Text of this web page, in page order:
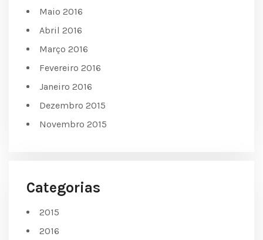
Maio 2016
Abril 2016
Março 2016
Fevereiro 2016
Janeiro 2016
Dezembro 2015
Novembro 2015
Categorias
2015
2016